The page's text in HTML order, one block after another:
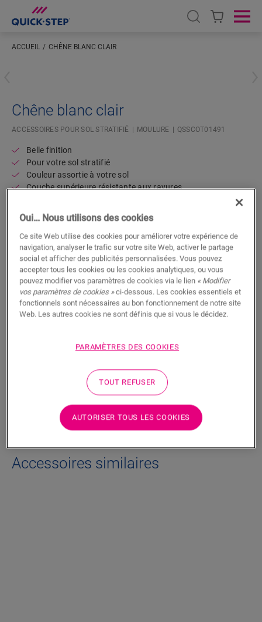
Open search
ACCUEIL CHÊNE BLANC CLAIR
Chêne blanc clair
ACCESSOIRES POUR SOL STRATIFIÉ MOULURE QSSCOT01491
Belle finition
Pour votre sol stratifié
Couleur assortie à votre sol
Couche supérieure résistante aux rayures
RECHERCHER
Fonctionnalités du produit
Finition discrète pour votre sol. Peut également être utilisée
Téléchargements
Accessoires similaires
Oui… Nous utilisons des cookies
Ce site Web utilise des cookies pour améliorer votre expérience de
navigation, analyser le trafic sur votre site Web, activer le partage
social et afficher des publicités personnalisées. Vous pouvez
accepter tous les cookies ou les cookies analytiques, ou vous
pouvez modifier vos paramètres de cookies via le lien « Modifier
vos paramètres de cookies »ci-dessous. Les cookies essentiels et
fonctionnels sont nécessaires au bon fonctionnement de notre site
Web. Les autres cookies ne sont définis que si vous le décidez.
PARAMÈTRES DES COOKIES
TOUT REFUSER
AUTORISER TOUS LES COOKIES